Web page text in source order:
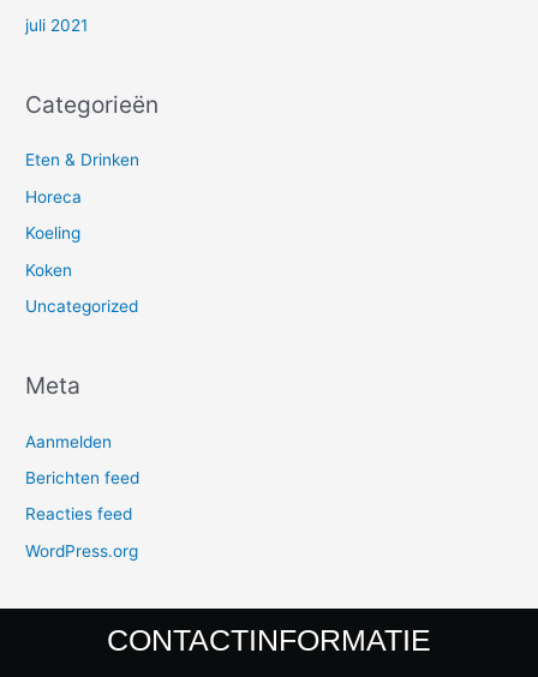
juli 2021
Categorieën
Eten & Drinken
Horeca
Koeling
Koken
Uncategorized
Meta
Aanmelden
Berichten feed
Reacties feed
WordPress.org
CONTACTINFORMATIE